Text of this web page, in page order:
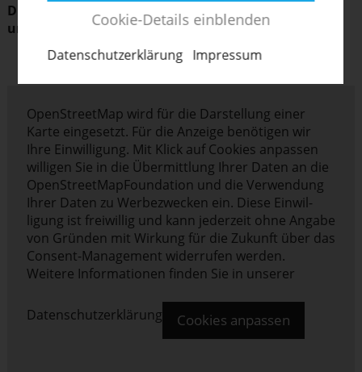
Direkt-Link zu unseren Lösungen für den Siebdruck
und Tampondruck.
OpenStreetMap wird für die Darstellung einer
Karte eingesetzt. Für die Anzeige benötigen wir
Ihre Einwil­ligung. Mit Klick auf Cookies anpassen
willigen Sie in die Übermittlung Ihrer Daten an die
OpenStreet­Map­Foundation und die Verwendung
Ihrer Daten zu Werbe­zwecken ein. Diese Einwil­
ligung ist freiwillig und kann jederzeit ohne Angabe
von Gründen mit Wirkung für die Zukunft über das
Consent-Management widerrufen werden.
Weitere Infor­ma­tionen finden Sie in unserer
Daten­schut­z­er­klärung Cookies anpassen
Cookie-Details einblenden
Daten­schut­z­er­klärung Impressum